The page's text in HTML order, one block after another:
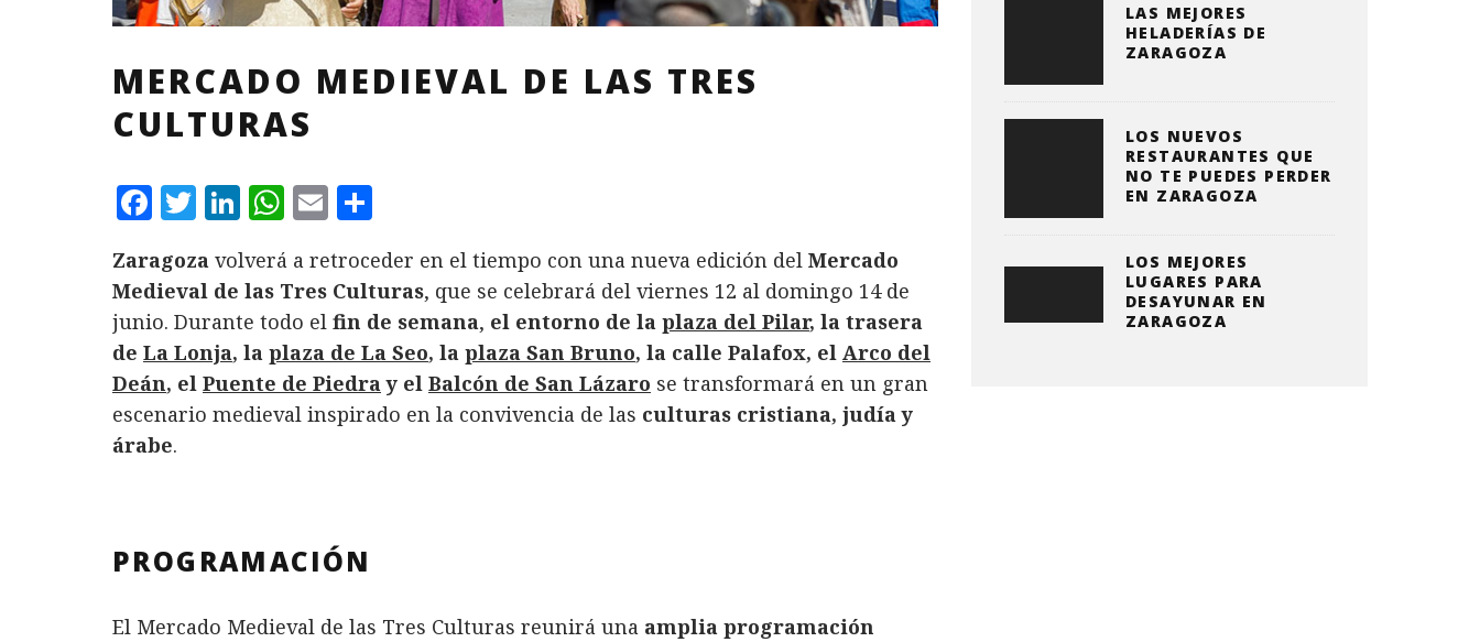
MERCADO MEDIEVAL DE LAS TRES
CULTURAS
F
c
e
b
o
o
k
T
it
te
r
L
n
k
e
d
I
W
at
s
A
p
p
E
ai
l
m
p
a
rt
ir
Zaragoza volverá a retroceder en el tiempo con una nueva edición del Mercado
Medieval de las Tres Culturas, que se celebrará del viernes 12 al domingo 14 de
junio. Durante todo el fin de semana, el entorno de la plaza del Pilar, la trasera
de La Lonja, la plaza de La Seo, la plaza San Bruno, la calle Palafox, el Arco del
Deán, el Puente de Piedray el Balcón de San Lázaro se transformará en un gran
escenario medieval inspirado en la convivencia de las culturas cristiana, judía y
árabe.
PROGRAMACIÓN
El Mercado Medieval de las Tres Culturas reunirá una amplia programación
LAS MEJORES
HELADERÍAS DE
ZARAGOZA
LOS NUEVOS
RESTAURANTES QUE
NO TE PUEDES PERDER
EN ZARAGOZA
LOS MEJORES
LUGARES PARA
DESAYUNAR EN
ZARAGOZA